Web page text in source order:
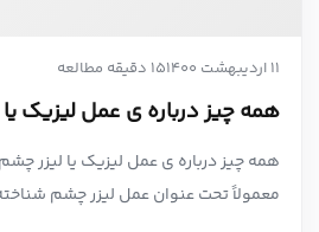
11 اردیبهشت 1400 15 دقیقه مطالعه
همه چیز درباره ی عمل لیزیک
همه چیز درباره ی عمل لیزیک یا لیزر
معمولاً تحت عنوان عمل لیزر چشم